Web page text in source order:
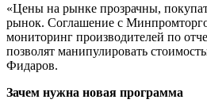
«Цены на рынке прозрачны,
рынок. Соглашение с
мониторинг производителей по
позволят манипулировать
Фидаров.
Зачем нужна новая программа